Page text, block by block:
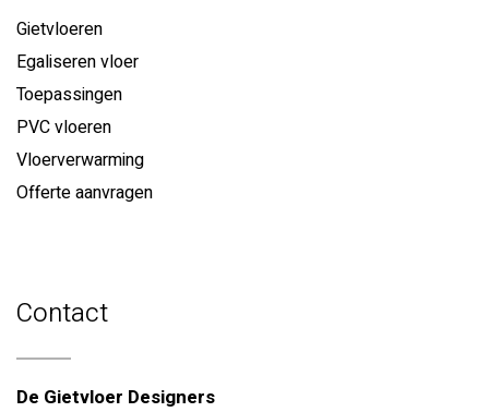
Gietvloeren
Egaliseren vloer
Toepassingen
PVC vloeren
Vloerverwarming
Offerte aanvragen
Contact
De Gietvloer Designers